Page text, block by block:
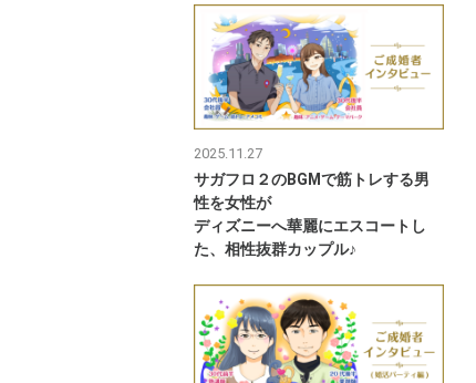
2025.11.27
サガフロ２のBGMで筋トレする男
性を女性が
ディズニーへ華麗にエスコートし
た、相性抜群カップル♪